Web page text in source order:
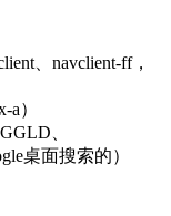
、navclient-ff，
）
、
桌面搜索的）